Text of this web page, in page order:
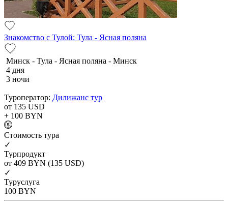
Знакомство с Тулой: Тула - Ясная поляна
Минск - Тула - Ясная поляна - Минск
4 дня
3 ночи
Туроператор: Дилижанс тур
от 135 USD
+ 100 BYN
Cтоимость тура
✓
Турпродукт
от 409 BYN (135 USD)
✓
Туруслуга
100 BYN